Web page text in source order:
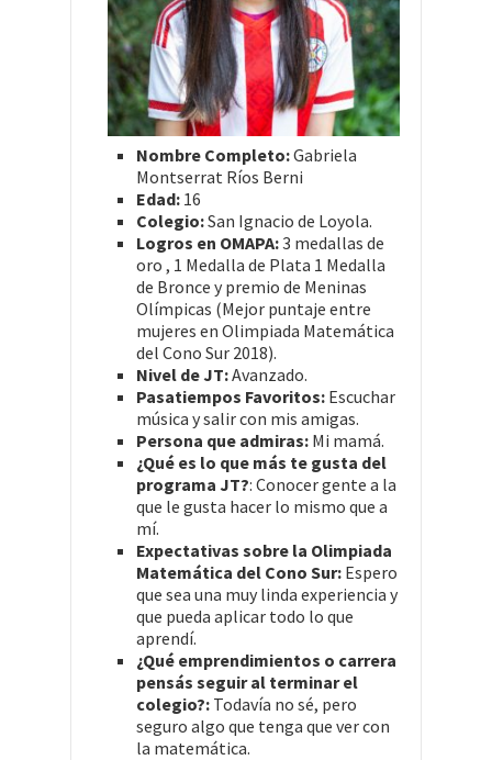
Nombre Completo:Gabriela
Montserrat Ríos Berni
Edad: 16
Colegio:San Ignacio de Loyola.
Logros en OMAPA:3 medallas de
oro , 1 Medalla de Plata 1 Medalla
de Bronce y premio de Meninas
Olímpicas (Mejor puntaje entre
mujeres en Olimpiada Matemática
del Cono Sur 2018).
Nivel de JT:Avanzado.
Pasatiempos Favoritos: Escuchar
música y salir con mis amigas.
Persona que admiras: Mi mamá.
¿Qué es lo que más te gusta del
programa JT?: Conocer gente a la
que le gusta hacer lo mismo que a
mí.
Expectativas sobre la Olimpiada
Matemática del Cono Sur: Espero
que sea una muy linda experiencia y
que pueda aplicar todo lo que
aprendí.
¿Qué emprendimientos o carrera
pensás seguir al terminar el
colegio?: Todavía no sé, pero
seguro algo que tenga que ver con
la matemática.